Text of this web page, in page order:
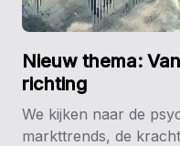
Nieuw thema:
richting
We kijken naar de
markttrends, de